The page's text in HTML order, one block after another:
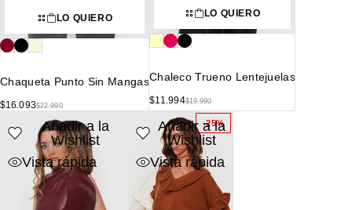
LO QUIERO
Chaqueta Punto Sin Mangas
$22.990
$16.093
LO QUIERO
Chaleco Trueno Lentejuelas
$19.990
$11.994
Añadir a la
Wishlist
Vista rápida
-25%
Añadir a la
Wishlist
Vista rápida